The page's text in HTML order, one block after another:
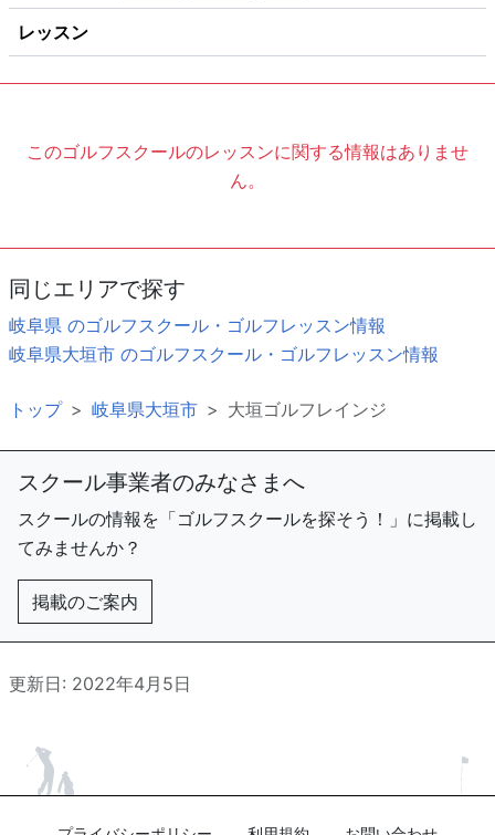
レッスン
このゴルフスクールのレッスンに関する情報はありませ
ん。
同じエリアで探す
岐阜県 のゴルフスクール・ゴルフレッスン情報
岐阜県大垣市 のゴルフスクール・ゴルフレッスン情報
トップ 岐阜県大垣市 大垣ゴルフレインジ
スクール事業者のみなさまへ
スクールの情報を「ゴルフスクールを探そう！」に掲載し
てみませんか？
掲載のご案内
更新日: 2022年4月5日